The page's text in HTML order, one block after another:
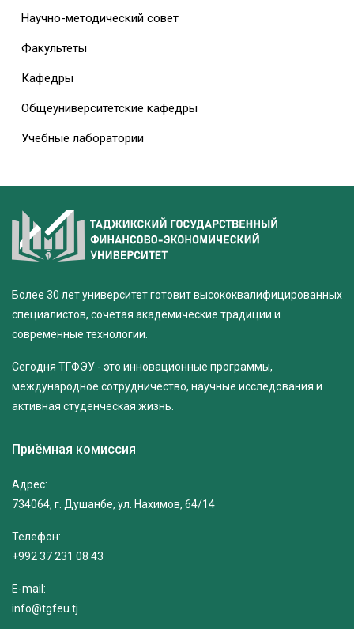
Научно-методический совет
Факультеты
Кафедры
Общеуниверситетские кафедры
Учебные лаборатории
Более 30 лет университет готовит высококвалифицированных
специалистов, сочетая академические традиции и
современные технологии.
Сегодня ТГФЭУ - это инновационные программы,
международное сотрудничество, научные исследования и
активная студенческая жизнь.
Приёмная комиссия
Адрес:
734064, г. Душанбе, ул. Нахимов, 64/14
Телефон:
+992 37 231 08 43
E-mail:
info@tgfeu.tj